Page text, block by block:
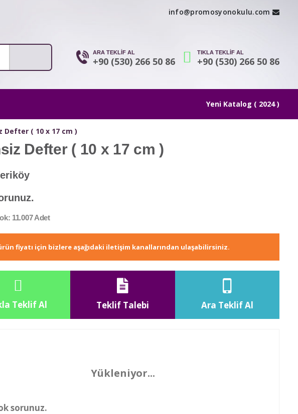
info@promosyonokulu.com
ARA TEKLİF AL
+90 (530) 266 50 86
TIKLA TEKLİF AL
+90 (530) 266 50 86
Yeni Katalog ( 2024 )
Defter ( 10 x 17 cm )
Defter ( 10 x 17 cm )
11.007 Adet
ürün fiyatı için bizlere aşağıdaki iletişim kanallarından ulaşabilirsiniz.
Teklif Al Teklif Talebi Ara Teklif Al
Yükleniyor...
sorunuz.